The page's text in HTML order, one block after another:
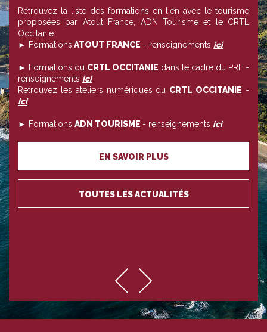
Retrouvez la liste des formations en lien avec le tourisme
proposées par Atout France, ADN Tourisme et le CRTL
Occitanie
► Formations ATOUT FRANCE - renseignements ici
► Formations du CRTL OCCITANIE dans le cadre du PRF -
renseignements ici
Retrouvez les ateliers numériques du CRTL OCCITANIE -
ici
► Formations ADN TOURISME - renseignements ici
EN SAVOIR PLUS
TOUTES LES ACTUALITÉS